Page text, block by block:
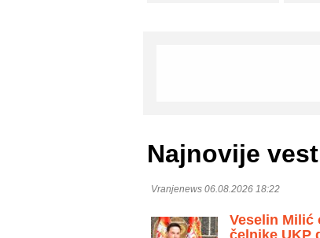
Najnovije
Vranjenews 06.08.2026 18:22
Veselin Milić